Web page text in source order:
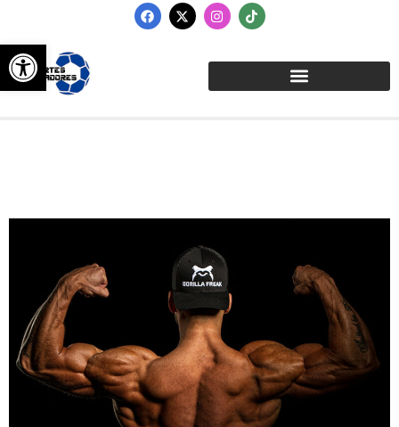
Abrir barra de herramientas